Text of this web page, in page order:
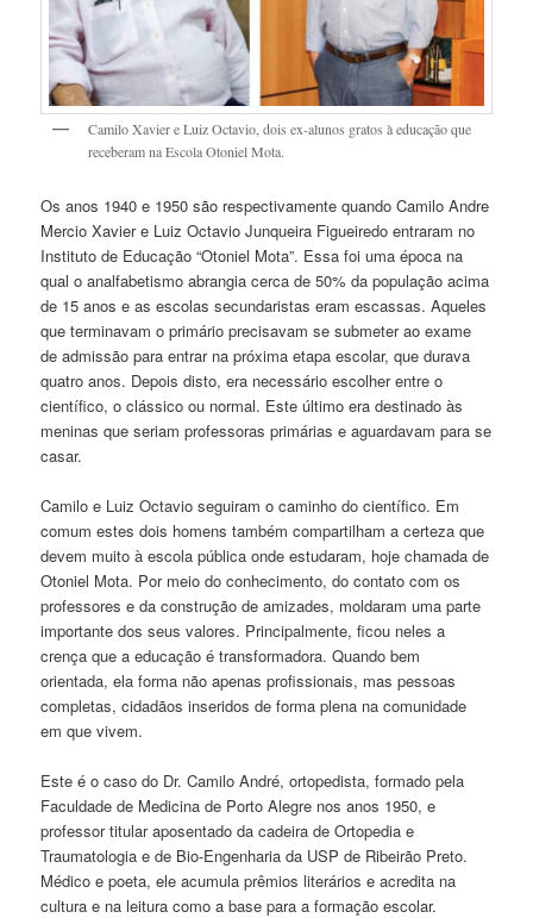
Camilo Xavier e Luiz Octavio, dois ex-alunos gratos à educação que
receberam na Escola Otoniel Mota.
Os anos 1940 e 1950 são respectivamente quando Camilo Andre
Mercio Xavier e Luiz Octavio Junqueira Figueiredo entraram no
Instituto de Educação “Otoniel Mota”. Essa foi uma época na
qual o analfabetismo abrangia cerca de 50% da população acima
de 15 anos e as escolas secundaristas eram escassas. Aqueles
que terminavam o primário precisavam se submeter ao exame
de admissão para entrar na próxima etapa escolar, que durava
quatro anos. Depois disto, era necessário escolher entre o
científico, o clássico ou normal. Este último era destinado às
meninas que seriam professoras primárias e aguardavam para se
casar.
Camilo e Luiz Octavio seguiram o caminho do científico. Em
comum estes dois homens também compartilham a certeza que
devem muito à escola pública onde estudaram, hoje chamada de
Otoniel Mota. Por meio do conhecimento, do contato com os
professores e da construção de amizades, moldaram uma parte
importante dos seus valores. Principalmente, ficou neles a
crença que a educação é transformadora. Quando bem
orientada, ela forma não apenas profissionais, mas pessoas
completas, cidadãos inseridos de forma plena na comunidade
em que vivem.
Este é o caso do Dr. Camilo André, ortopedista, formado pela
Faculdade de Medicina de Porto Alegre nos anos 1950, e
professor titular aposentado da cadeira de Ortopedia e
Traumatologia e de Bio-Engenharia da USP de Ribeirão Preto.
Médico e poeta, ele acumula prêmios literários e acredita na
cultura e na leitura como a base para a formação escolar.